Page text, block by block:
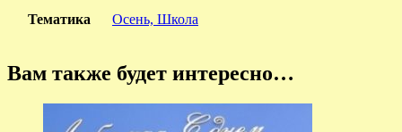
Тематика Осень, Школа
Вам также будет интересно…